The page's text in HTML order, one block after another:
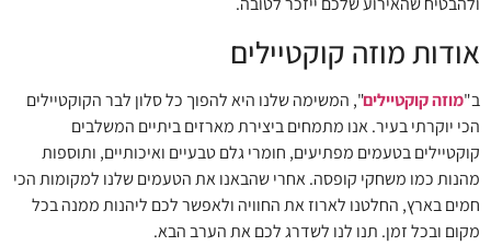
אודות מוזה קוקטיילים
ב"מוזה קוקטיילים", המשימה שלנו היא להפוך כל סלון לבר הקוקטיילים
הכי יוקרתי בעיר. אנו מתמחים ביצירת מארזים ביתיים המשלבים
קוקטיילים בטעמים מפתיעים, חומרי גלם טבעיים ואיכותיים, ותוספות
מהנות כמו משחקי קופסה. אחרי שהבאנו את הטעמים שלנו למקומות הכי
חמים בארץ, החלטנו לארוז את החוויה ולאפשר לכם ליהנות ממנה בכל
מקום ובכל זמן. תנו לנו לשדרג לכם את הערב הבא.